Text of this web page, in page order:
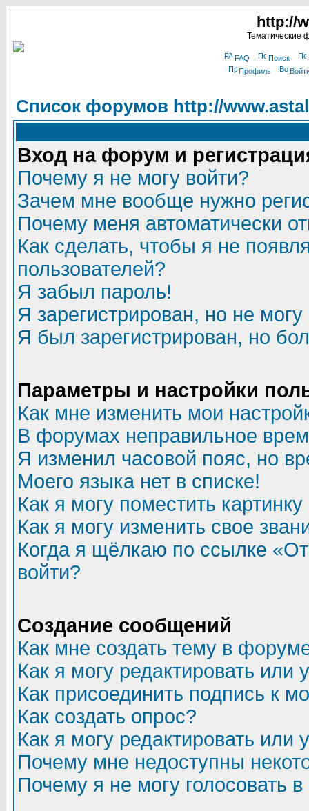
http://
Тематические
FAQ Поиск
Профиль
Список форумов http://
Вход на форум и
Почему я не могу войти?
Зачем мне вообще нужно
Почему меня автоматически
Как сделать, чтобы я не
пользователей?
Я забыл пароль!
Я зарегистрирован, но не могу
Я был зарегистрирован, но
Параметры и настройки
Как мне изменить мои
В форумах неправильное
Я изменил часовой пояс, но
Моего языка нет в списке!
Как я могу поместить
Как я могу изменить свое
Когда я щёлкаю по ссылке
войти?
Создание сообщений
Как мне создать тему в
Как я могу редактировать или
Как присоединить подпись к
Как создать опрос?
Как я могу редактировать или
Почему мне недоступны
Почему я не могу голосовать